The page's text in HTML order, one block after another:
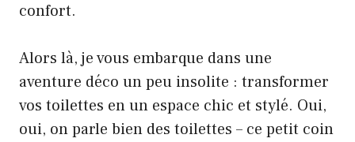
confort.
Alors là, je vous embarque dans une
aventure déco un peu insolite : transformer
vos toilettes en un espace chic et stylé. Oui,
oui, on parle bien des toilettes – ce petit coin